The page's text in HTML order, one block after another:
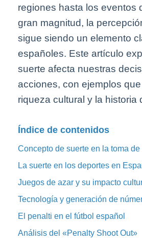
regiones hasta los eventos
gran magnitud, la
sigue siendo un elemento
españoles. Este artículo
suerte afecta nuestras
acciones, con ejemplos
riqueza cultural y la historia
Índice de contenidos
Concepto de suerte en la toma
La suerte en los deportes en
Juegos de azar y su impacto
Tecnología y generación de
El penalti en el fútbol español
Análisis del «Penalty Shoot Out»